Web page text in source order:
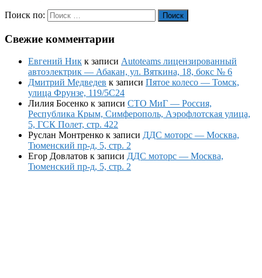
Поиск по: Поиск
Свежие комментарии
Евгений Ник к записи Autoteams лицензированный
автоэлектрик — Абакан, ул. Вяткина, 18, бокс № 6
Дмитрий Медведев к записи Пятое колесо — Томск,
улица Фрунзе, 119/5С24
Лилия Босенко к записи СТО МиГ — Россия,
Республика Крым, Симферополь, Аэрофлотская улица,
5, ГСК Полет, стр. 422
Руслан Монтренко к записи ДДС моторс — Москва,
Тюменский пр-д, 5, стр. 2
Егор Довлатов к записи ДДС моторс — Москва,
Тюменский пр-д, 5, стр. 2